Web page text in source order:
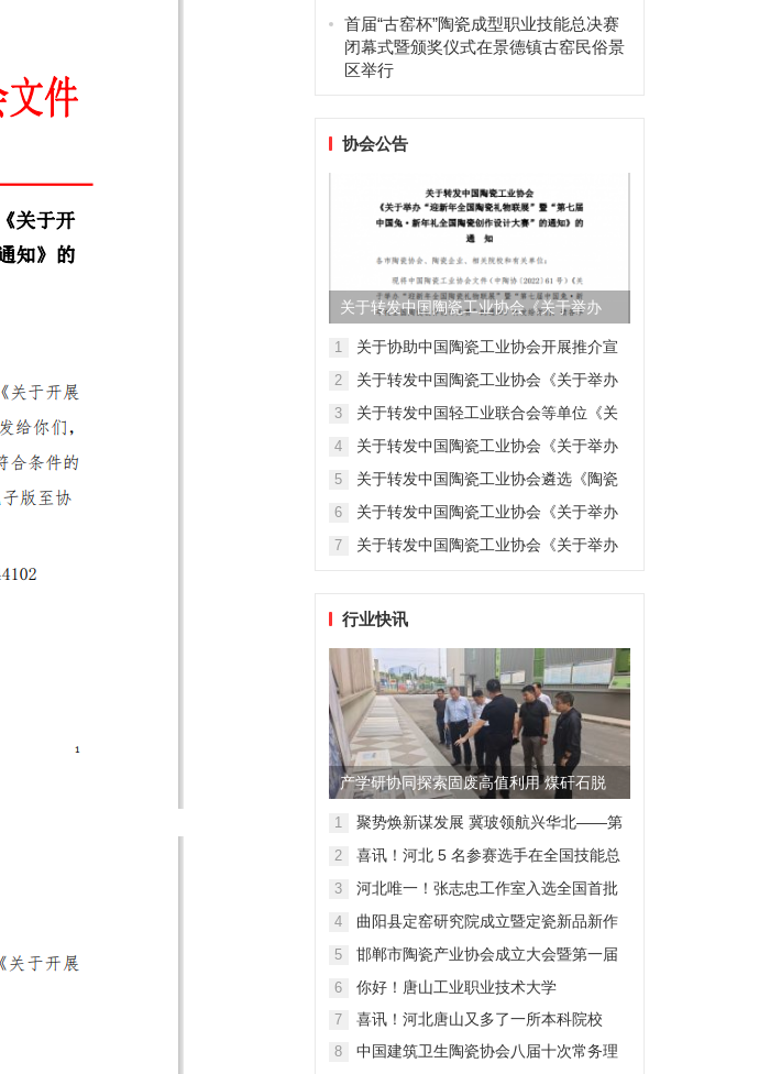
首届“古窑杯”陶瓷成型职业技能总决赛
闭幕式暨颁奖仪式在景德镇古窑民俗景
区举行
协会公告
关于转发中国陶瓷工业协会《关于举办
“迎新年全国陶瓷礼物联展”...
1
关于协助中国陶瓷工业协会开展推介宣
2
关于转发中国陶瓷工业协会《关于举办
通知
3
关于转发中国轻工业联合会等单位《关
赛–全国轻工陶瓷行业职业技能竞赛的通
知》的通知
4
关于转发中国陶瓷工业协会《关于举办
知》的通知
5
关于转发中国陶瓷工业协会遴选《陶瓷
位及专家的通知》的通知
6
关于转发中国陶瓷工业协会《关于举办
岭杯”第七届全国陶瓷行业职业技能竞赛
7
关于转发中国陶瓷工业协会《关于举办
竞赛暨2021年全国轻工陶瓷行业职业技
能竞赛总决赛的通知》的通知
行业快讯
产学研协同探索固废高值利用 煤矸石脱
碳资源化应用交流活动在新...
1
聚势焕新谋发展 冀玻领航兴华北——第
行
2
喜讯！河北 5 名参赛选手在全国技能总
可！
3
河北唯一！张志忠工作室入选全国首批
4
曲阳县定窑研究院成立暨定瓷新品新作
5
邯郸市陶瓷产业协会成立大会暨第一届
6 你好！唐山工业职业技术大学
7 喜讯！河北唐山又多了一所本科院校
8
中国建筑卫生陶瓷协会八届十次常务理